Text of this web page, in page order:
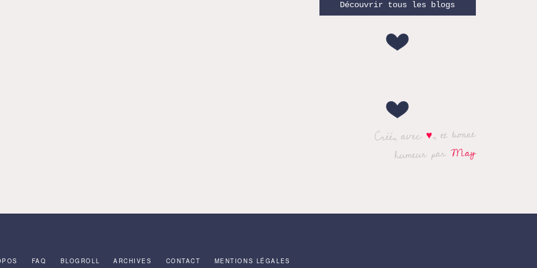
Découvrir tous les blogs
Créé, avec♥, et bonne
humeur parMay
FAQ BLOGROLL ARCHIVES CONTACT MENTIONS LÉGALES